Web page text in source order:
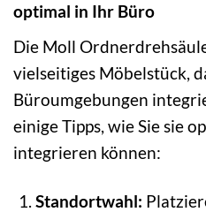
optimal in Ihr Büro
Die Moll
vielseitiges Möbelstück,
Büroumgebungen
einige Tipps, wie Sie sie
integrieren können:
Standortwahl: